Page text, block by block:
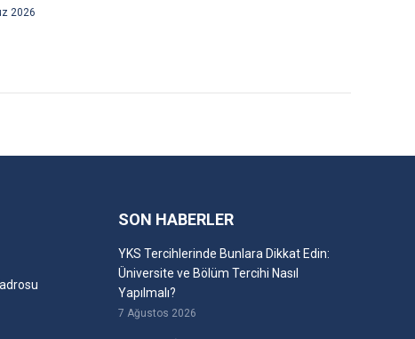
2026
SON HABERLER
YKS Tercihlerinde Bunlara Dikkat Edin:
Üniversite ve Bölüm Tercihi Nasıl
Yapılmalı?
7 Ağustos 2026